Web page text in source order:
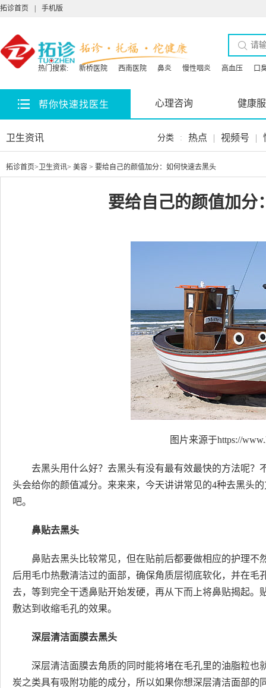
拓诊首页 手机版
热门搜索: 新桥医院 西南医院 鼻炎 慢性咽炎 高血压 口
帮你快速找医生 心理咨询 健康
卫生资讯 分类 : 热点 | 视频号 |
拓诊首页> 卫生资讯> 美容 > 要给自己的颜值加分：如何快速去黑头
要给自己的颜值加分
图片来源于https://
去黑头用什么好？去黑头有没有最有效最快的方法呢
头会给你的颜值减分。来来来，今天讲讲常见的4种去黑头
吧。
鼻贴去黑头
鼻贴去黑头比较常见，但在贴前后都要做相应的护理
后用毛巾热敷清洁过的面部，确保角质层彻底软化，并在
去，等到完全干透鼻贴开始发硬，再从下而上将鼻贴揭起
敷达到收缩毛孔的效果。
深层清洁面膜去黑头
深层清洁面膜去角质的同时能将堵在毛孔里的油脂粒
炭之类具有吸附功能的成分，所以如果你想深层清洁面部的